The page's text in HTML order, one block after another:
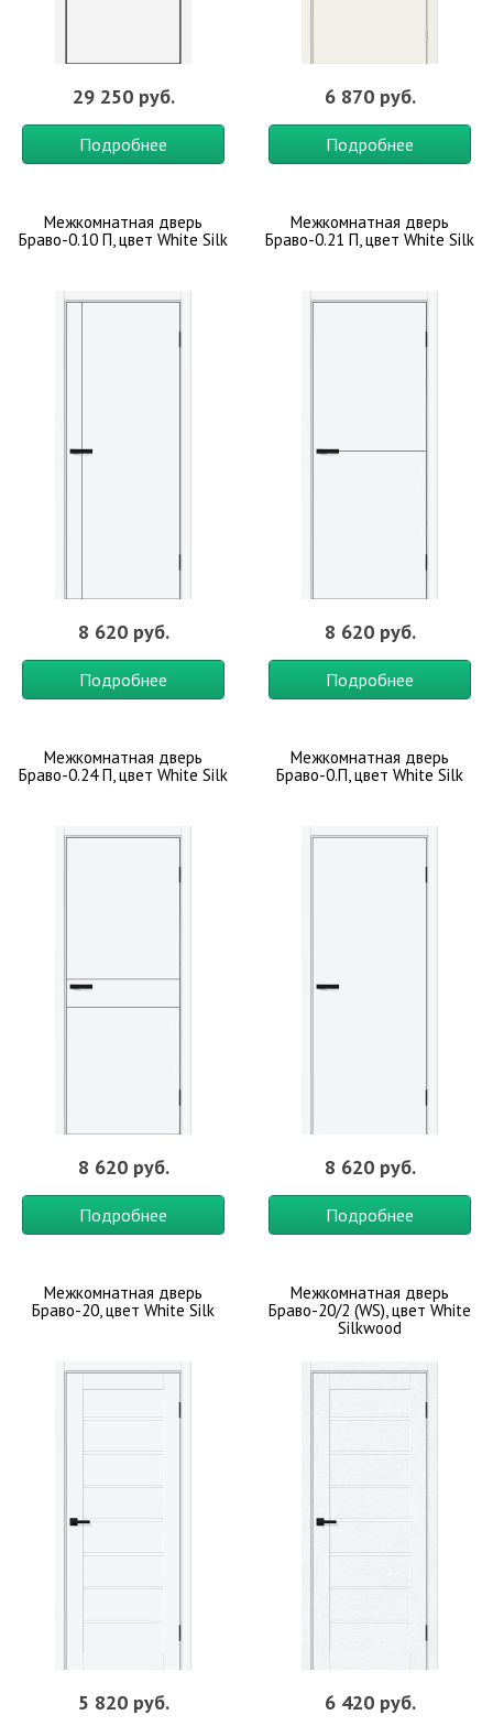
29 250 руб.
Подробнее
6 870 руб.
Подробнее
Межкомнатная дверь
Браво-0.10 П, цвет White Silk
8 620 руб.
Подробнее
Межкомнатная дверь
Браво-0.21 П, цвет White Silk
8 620 руб.
Подробнее
Межкомнатная дверь
Браво-0.24 П, цвет White Silk
8 620 руб.
Подробнее
Межкомнатная дверь
Браво-0.П, цвет White Silk
8 620 руб.
Подробнее
Межкомнатная дверь
Браво-20, цвет White Silk
5 820 руб.
Межкомнатная дверь
Браво-20/2 (WS), цвет White
Silkwood
6 420 руб.